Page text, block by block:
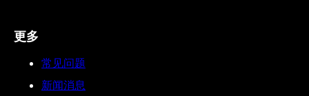
更多
常见问题
新闻消息